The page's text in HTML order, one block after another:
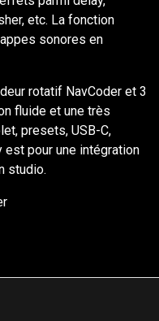
etc. La fonction
sonores en
rotatif NavCoder et 3
fluide et une très
presets, USB-C,
est pour une intégration
studio.